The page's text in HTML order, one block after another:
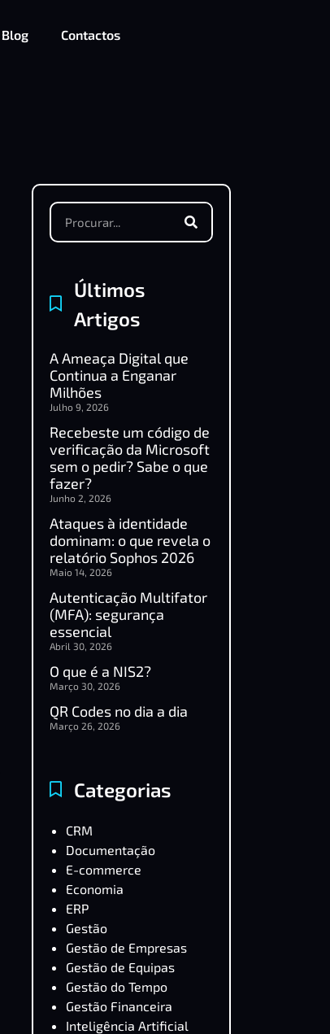
Blog Contactos
Últimos
Artigos
A Ameaça Digital que
Continua a Enganar
Milhões
Julho 9, 2026
Recebeste um código de
verificação da Microsoft
sem o pedir? Sabe o que
fazer?
Junho 2, 2026
Ataques à identidade
dominam: o que revela o
relatório Sophos 2026
Maio 14, 2026
Autenticação Multifator
(MFA): segurança
essencial
Abril 30, 2026
O que é a NIS2?
Março 30, 2026
QR Codes no dia a dia
Março 26, 2026
Categorias
CRM
Documentação
E-commerce
Economia
ERP
Gestão
Gestão de Empresas
Gestão de Equipas
Gestão do Tempo
Gestão Financeira
Inteligência Artificial